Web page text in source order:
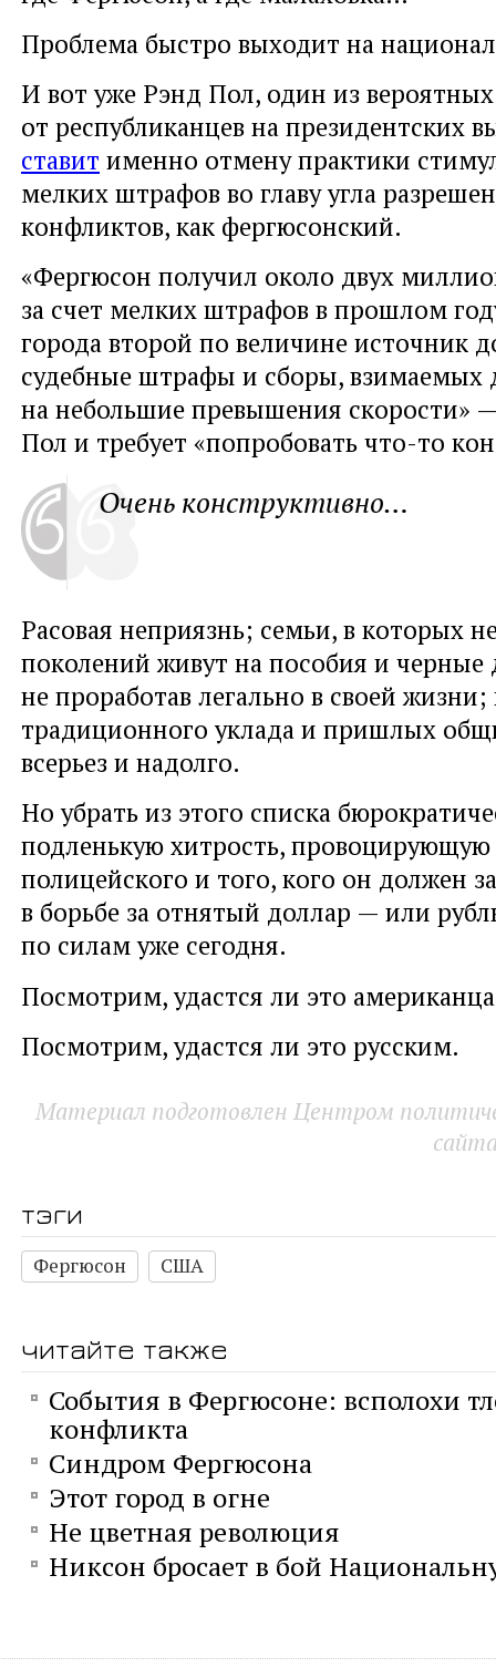
Проблема быстро выходит на
И вот уже Рэнд Пол, один из
от республиканцев на президентских
ставит именно отмену практики
мелких штрафов во главу угла
конфликтов, как фергюсонский.
«Фергюсон получил около двух
за счет мелких штрафов в прошлом
города второй по величине источник
судебные штрафы и сборы, взимаемых
на небольшие превышения скорости»
Пол и требует «попробовать что-то
Очень конструктивно…
Расовая неприязнь; семьи, в которых
поколений живут на пособия и
не проработав легально в своей
традиционного уклада и пришлых
всерьез и надолго.
Но убрать из этого списка
подленькую хитрость, провоцирующую
полицейского и того, кого он должен
в борьбе за отнятый доллар — или
по силам уже сегодня.
Посмотрим, удастся ли это
Посмотрим, удастся ли это русским.
Материал подготовлен Центром
тэги
Фергюсон США
читайте также
События в Фергюсоне: всполохи
конфликта
Синдром Фергюсона
Этот город в огне
Не цветная революция
Никсон бросает в бой